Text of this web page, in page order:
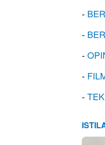
-
-
-
-
-